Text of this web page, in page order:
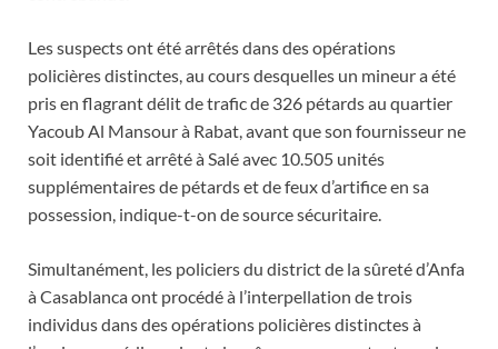
Les suspects ont été arrêtés dans des opérations
policières distinctes, au cours desquelles un mineur a été
pris en flagrant délit de trafic de 326 pétards au quartier
Yacoub Al Mansour à Rabat, avant que son fournisseur ne
soit identifié et arrêté à Salé avec 10.505 unités
supplémentaires de pétards et de feux d’artifice en sa
possession, indique-t-on de source sécuritaire.
Simultanément, les policiers du district de la sûreté d’Anfa
à Casablanca ont procédé à l’interpellation de trois
individus dans des opérations policières distinctes à